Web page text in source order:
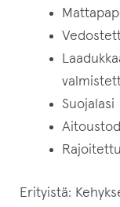
Suojalasi
Erityistä: